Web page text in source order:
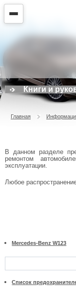
Книги и
Главная
В данном разделе
ремонтом
эксплуатации.
Любое
Mercedes-Benz W123
Список